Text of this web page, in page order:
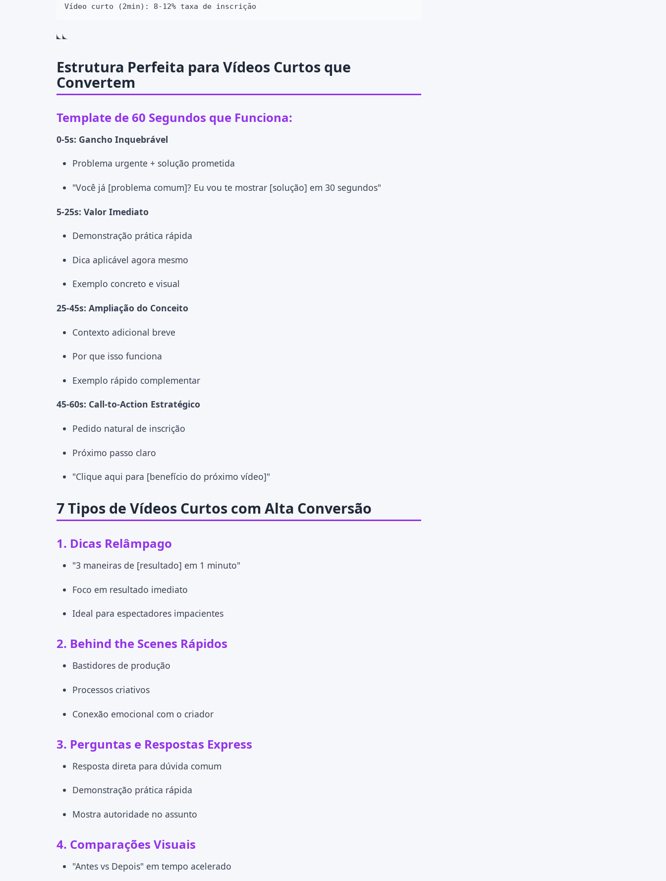
Vídeo curto (2min): 8-12% taxa de inscrição
Estrutura Perfeita para Vídeos Curtos que
Convertem
Template de 60 Segundos que Funciona:
0-5s: Gancho Inquebrável
Problema urgente + solução prometida
"Você já [problema comum]? Eu vou te mostrar [solução] em 30 segundos"
5-25s: Valor Imediato
Demonstração prática rápida
Dica aplicável agora mesmo
Exemplo concreto e visual
25-45s: Ampliação do Conceito
Contexto adicional breve
Por que isso funciona
Exemplo rápido complementar
45-60s: Call-to-Action Estratégico
Pedido natural de inscrição
Próximo passo claro
"Clique aqui para [benefício do próximo vídeo]"
7 Tipos de Vídeos Curtos com Alta Conversão
1. Dicas Relâmpago
"3 maneiras de [resultado] em 1 minuto"
Foco em resultado imediato
Ideal para espectadores impacientes
2. Behind the Scenes Rápidos
Bastidores de produção
Processos criativos
Conexão emocional com o criador
3. Perguntas e Respostas Express
Resposta direta para dúvida comum
Demonstração prática rápida
Mostra autoridade no assunto
4. Comparações Visuais
"Antes vs Depois" em tempo acelerado